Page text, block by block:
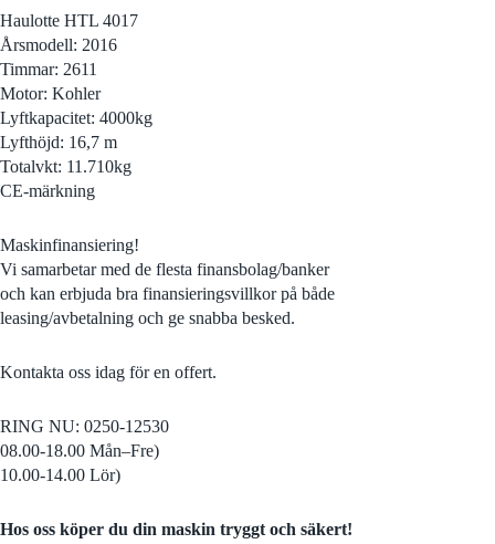
Haulotte HTL 4017
Årsmodell: 2016
Timmar: 2611
Motor: Kohler
Lyftkapacitet: 4000kg
Lyfthöjd: 16,7 m
Totalvkt: 11.710kg
CE-märkning
Maskinfinansiering!
Vi samarbetar med de flesta finansbolag/banker
och kan erbjuda bra finansieringsvillkor på både
leasing/avbetalning och ge snabba besked.
Kontakta oss idag för en offert.
RING NU: 0250-12530
08.00-18.00 Mån–Fre)
10.00-14.00 Lör)
Hos oss köper du din maskin tryggt och säkert!